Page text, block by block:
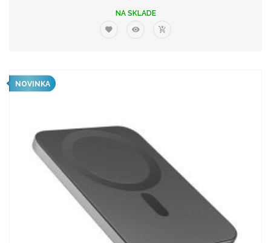
NA SKLADE
NOVINKA